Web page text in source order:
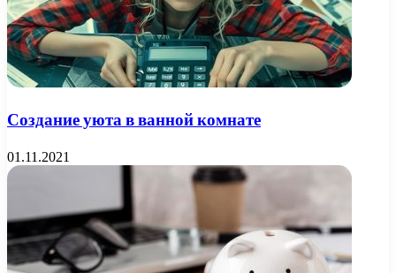
Создание уюта в ванной комнате
01.11.2021